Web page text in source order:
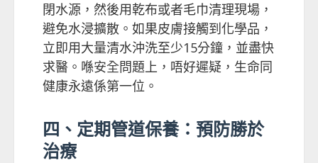
閉水源，然後用乾布或者毛巾清理現場，
避免水浸擴散。如果皮膚接觸到化學品，
立即用大量清水沖洗至少15分鐘，並盡快
求醫。喺安全問題上，唔好遲疑，生命同
健康永遠係第一位。
四、定期管道保養：預防勝於
治療